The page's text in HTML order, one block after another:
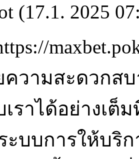
(17.1. 2025
ความสะดวกส
เราได้อย่างเต็
บบการให้บริ